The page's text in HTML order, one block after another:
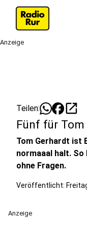
Anzeige
Teilen: open_in_new
Fünf für Tom
Tom Gerhardt ist
normaaal halt.
ohne Fragen.
Veröffentlicht:
Anzeige